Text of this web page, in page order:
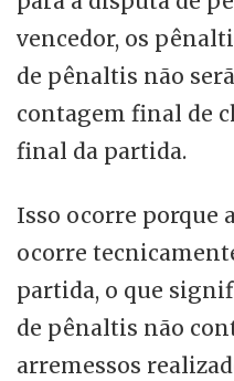
vencedor, os
de pênaltis não
contagem final de
final da partida.
Isso ocorre porque
ocorre
partida, o que
de pênaltis não
arremessos